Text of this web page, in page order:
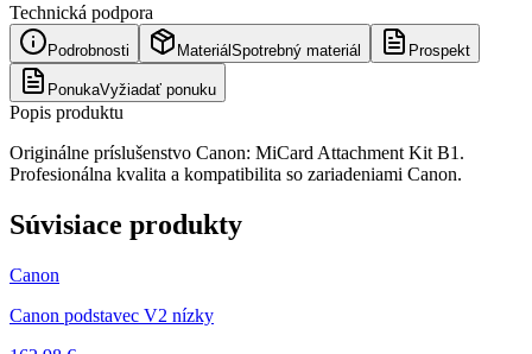
Technická podpora
Podrobnosti Materiál Spotrebný materiál Prospekt
PonukaVyžiadať ponuku
Popis produktu
Originálne príslušenstvo Canon: MiCard Attachment Kit B1.
Profesionálna kvalita a kompatibilita so zariadeniami Canon.
Súvisiace produkty
Canon
Canon podstavec V2 nízky